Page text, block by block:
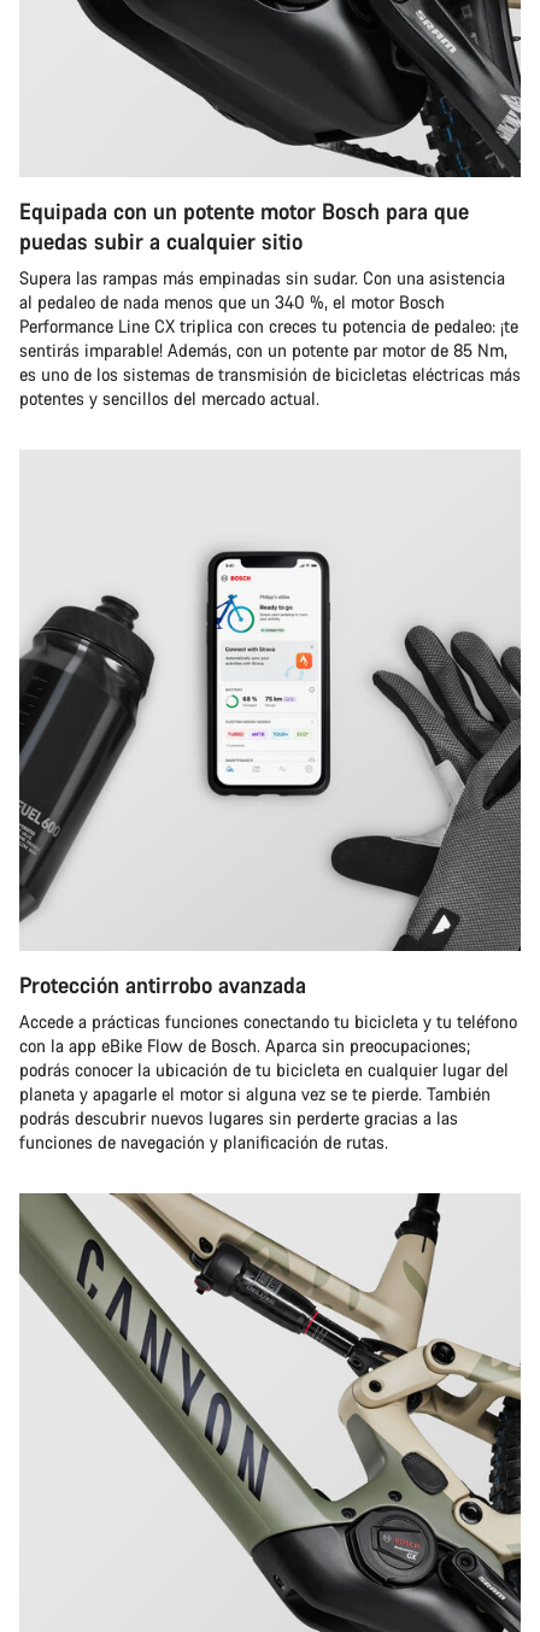
Equipada con un potente motor Bosch para que
puedas subir a cualquier sitio
Supera las rampas más empinadas sin sudar. Con una asistencia
al pedaleo de nada menos que un 340 %, el motor Bosch
Performance Line CX triplica con creces tu potencia de pedaleo: ¡te
sentirás imparable! Además, con un potente par motor de 85 Nm,
es uno de los sistemas de transmisión de bicicletas eléctricas más
potentes y sencillos del mercado actual.
Protección antirrobo avanzada
Accede a prácticas funciones conectando tu bicicleta y tu teléfono
con la app eBike Flow de Bosch. Aparca sin preocupaciones;
podrás conocer la ubicación de tu bicicleta en cualquier lugar del
planeta y apagarle el motor si alguna vez se te pierde. También
podrás descubrir nuevos lugares sin perderte gracias a las
funciones de navegación y planificación de rutas.